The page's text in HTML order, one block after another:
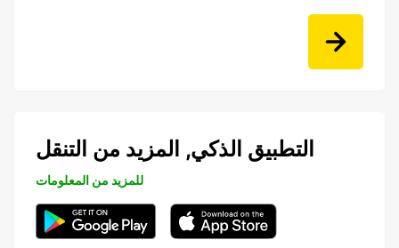
التطبيق الذكي, المزيد من التنقل
للمزيد من المعلومات